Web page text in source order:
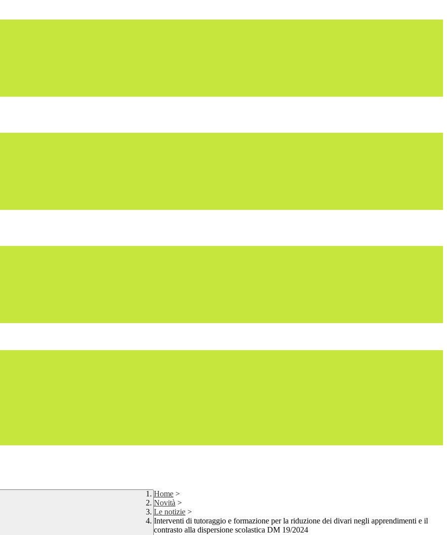
Home >
Novità >
Le notizie >
Interventi di tutoraggio e formazione per la riduzione dei divari negli apprendimenti e il
contrasto alla dispersione scolastica DM 19/2024